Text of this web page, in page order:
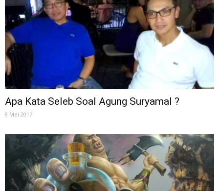
Apa Kata Seleb Soal Agung Suryamal ?
8 Mei 2017